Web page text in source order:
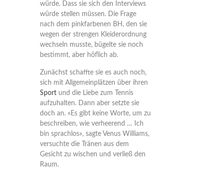
würde. Dass sie sich den Interviews
würde stellen müssen. Die Frage
nach dem pinkfarbenen BH, den sie
wegen der strengen Kleiderordnung
wechseln musste, bügelte sie noch
bestimmt, aber höflich ab.
Zunächst schaffte sie es auch noch,
sich mit Allgemeinplätzen über ihren
Sportund die Liebe zum Tennis
aufzuhalten. Dann aber setzte sie
doch an. «Es gibt keine Worte, um zu
beschreiben, wie verheerend … Ich
bin sprachlos», sagte Venus Williams,
versuchte die Tränen aus dem
Gesicht zu wischen und verließ den
Raum.